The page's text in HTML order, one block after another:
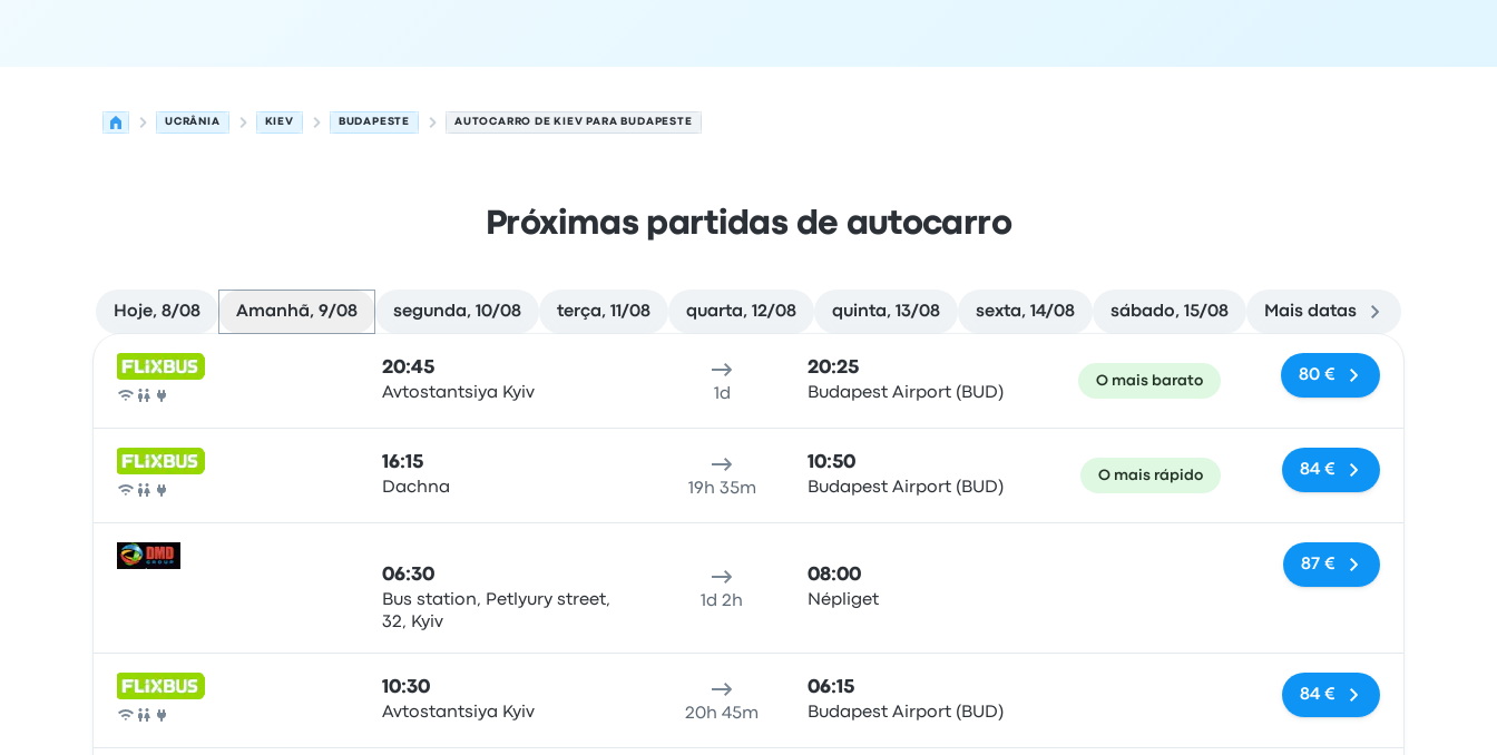
UCRÂNIA KIEV BUDAPESTE AUTOCARRO DE KIEV PARA BUDAPESTE
Próximas partidas de autocarro
Hoje, 8/08 Amanhã, 9/08 segunda, 10/08 terça, 11/08 quarta, 12/08 quinta, 13/08 sexta, 14/08 sábado, 15/08 Mais datas
Autocarro
20:45
Avtostantsiya Kyiv 1d
20:25
Budapest Airport (BUD)
O mais barato 80 €
Autocarro
16:15
Dachna 19h 35m
10:50
Budapest Airport (BUD)
O mais rápido 84 €
06:30
Bus station, Petlyury street,
32, Kyiv
1d 2h
08:00
Népliget
Sem etiquetas
87 €
Autocarro
10:30
Avtostantsiya Kyiv 20h 45m
06:15
Budapest Airport (BUD)
Sem etiquetas
84 €